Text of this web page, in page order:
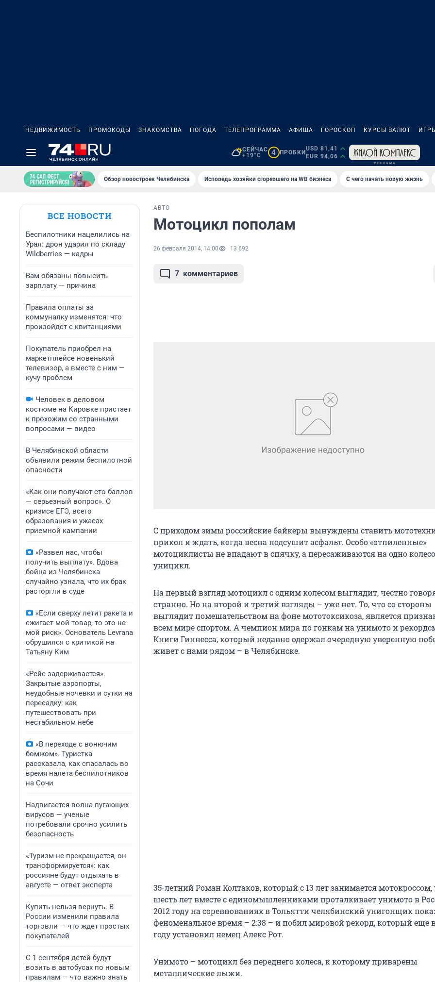
НЕДВИЖИМОСТЬ ПРОМОКОДЫ ЗНАКОМСТВА ПОГОДА ТЕЛЕПРОГРАММА АФИША ГОРОСКОП КУРСЫ ВАЛЮТ
СЕЙЧАС
+19°C
4 ПРОБКИ
USD 81,41
EUR 94,06
Обзор новостроек Челябинска Исповедь хозяйки сгоревшего на WB бизнеса С чего начать новую жизнь
ВСЕ НОВОСТИ
Беспилотники нацелились на
Урал: дрон ударил по складу
Wildberries — кадры
Вам обязаны повысить
зарплату — причина
Правила оплаты за
коммуналку изменятся: что
произойдет с квитанциями
Покупатель приобрел на
маркетплейсе новенький
телевизор, а вместе с ним —
кучу проблем
Человек в деловом
костюме на Кировке пристает
к прохожим со странными
вопросами — видео
В Челябинской области
объявили режим беспилотной
опасности
«Как они получают сто баллов
— серьезный вопрос». О
кризисе ЕГЭ, всего
образования и ужасах
приемной кампании
«Развел нас, чтобы
получить выплату». Вдова
бойца из Челябинска
случайно узнала, что их брак
расторгли в суде
«Если сверху летит ракета и
сжигает мой товар, то это не
мой риск». Основатель Levrana
обрушился с критикой на
Татьяну Ким
«Рейс задерживается».
Закрытые аэропорты,
неудобные ночевки и сутки на
пересадку: как
путешествовать при
нестабильном небе
«В переходе с вонючим
бомжом». Туристка
рассказала, как спасалась во
время налета беспилотников
на Сочи
Надвигается волна пугающих
вирусов — ученые
потребовали срочно усилить
безопасность
«Туризм не прекращается, он
трансформируется»: как
россияне будут отдыхать в
августе — ответ эксперта
Купить нельзя вернуть. В
России изменили правила
торговли — что ждет простых
покупателей
С 1 сентября детей будут
возить в автобусах по новым
правилам — что важно знать
АВТО
Мотоцикл пополам
26 февраля 2014, 14:00 13 692
7 комментариев
С приходом зимы российские байкеры вынуждены ставить
прикол и ждать, когда весна подсушит асфальт. Особо «отпиленные»
мотоциклисты не впадают в спячку, а пересаживаются на одно
уницикл.
На первый взгляд мотоцикл с одним колесом выглядит, честно
странно. Но на второй и третий взгляды – уже нет. То, что со стороны
выглядит помешательством на фоне мототоксикоза, является
всем мире спортом. А чемпион мира по гонкам на унимото и
Книги Гиннесса, который недавно одержал очередную уверенную
живет с нами рядом – в Челябинске.
35-летний Роман Колтаков, который с 13 лет занимается мотокроссом,
шесть лет вместе с единомышленниками проталкивает унимото в
2012 году на соревнованиях в Тольятти челябинский унигонщик
феноменальное время – 2:38 – и побил мировой рекорд, который еще
году установил немец Алекс Рот.
Унимото – мотоцикл без переднего колеса, к которому приварены
металлические лыжи.